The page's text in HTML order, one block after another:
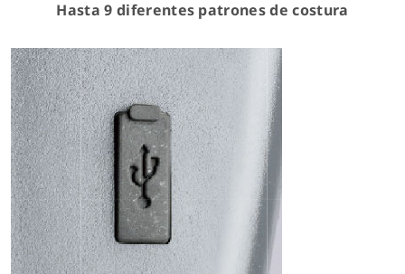
Hasta 9 diferentes patrones de costura